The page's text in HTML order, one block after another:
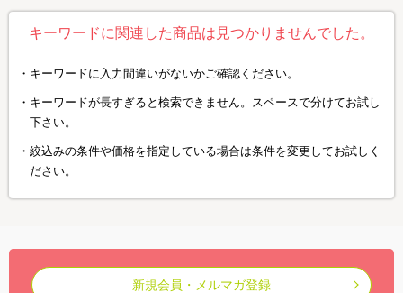
キーワードに関連した商品は見つかりませんでした。
キーワードに入力間違いがないかご確認ください。
キーワードが長すぎると検索できません。スペースで分けてお試し
下さい。
絞込みの条件や価格を指定している場合は条件を変更してお試しく
ださい。
新規会員・メルマガ登録